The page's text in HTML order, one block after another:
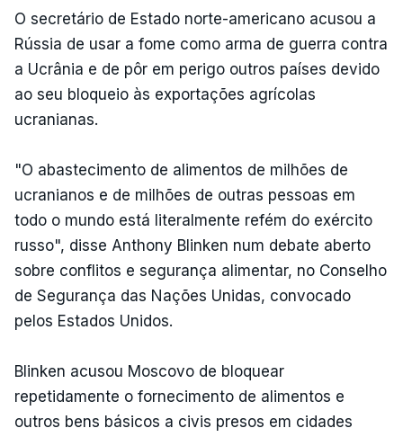
O secretário de Estado norte-americano acusou a
Rússia de usar a fome como arma de guerra contra
a Ucrânia e de pôr em perigo outros países devido
ao seu bloqueio às exportações agrícolas
ucranianas.
"O abastecimento de alimentos de milhões de
ucranianos e de milhões de outras pessoas em
todo o mundo está literalmente refém do exército
russo", disse Anthony Blinken num debate aberto
sobre conflitos e segurança alimentar, no Conselho
de Segurança das Nações Unidas, convocado
pelos Estados Unidos.
Blinken acusou Moscovo de bloquear
repetidamente o fornecimento de alimentos e
outros bens básicos a civis presos em cidades